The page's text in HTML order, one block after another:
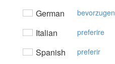
German bevorzugen
Italian preferire
Spanish preferir